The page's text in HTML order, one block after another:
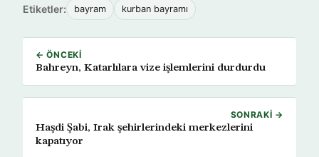
Etiketler: bayram kurban bayramı
← ÖNCEKI
Bahreyn, Katarlılara vize işlemlerini durdurdu
SONRAKI →
Haşdi Şabi, Irak şehirlerindeki merkezlerini
kapatıyor